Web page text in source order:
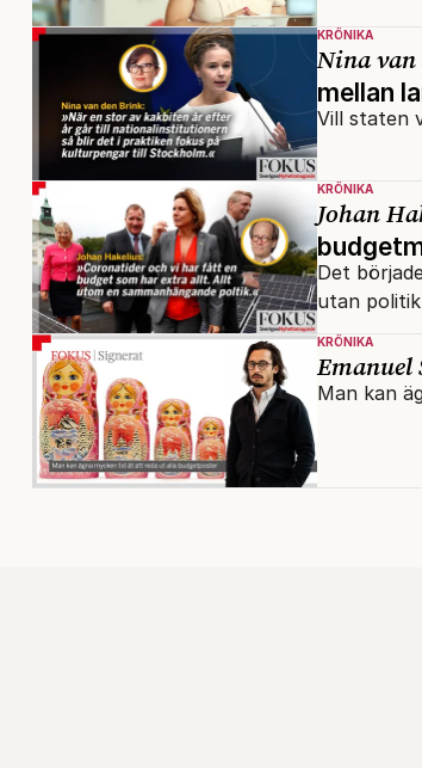
KRÖNIKA
Nina
mellan
Vill staten
KRÖNIKA
Johan
Det
utan
KRÖNIKA
Emanuel
Man kan